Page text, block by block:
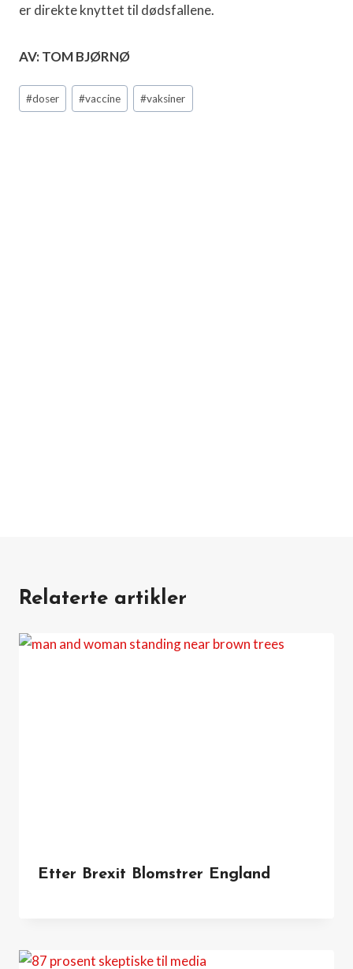
er direkte knyttet til dødsfallene.
AV: TOM BJØRNØ
Post
Tags:
#doser #vaccine #vaksiner
Relaterte artikler
Etter Brexit Blomstrer England